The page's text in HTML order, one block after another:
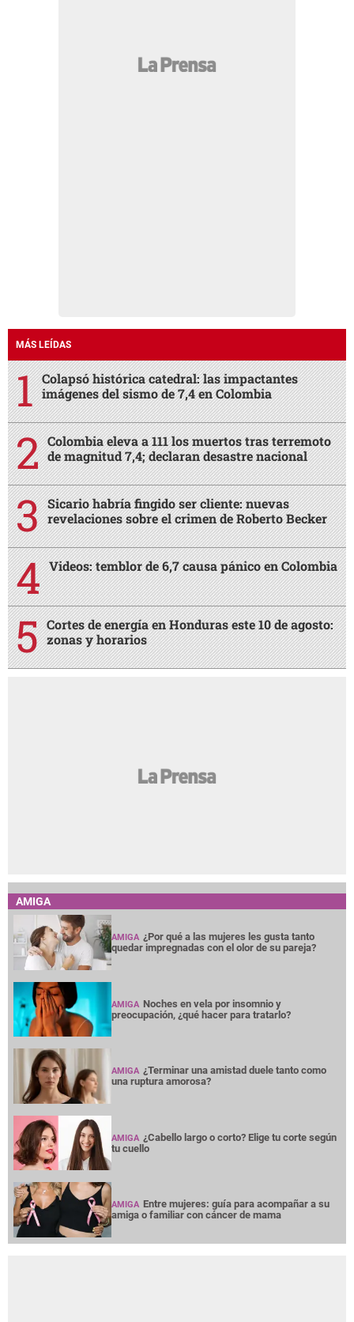
MÁS LEÍDAS
Colapsó histórica catedral: las impactantes
imágenes del sismo de 7,4 en Colombia
Colombia eleva a 111 los muertos tras terremoto
de magnitud 7,4; declaran desastre nacional
Sicario habría fingido ser cliente: nuevas
revelaciones sobre el crimen de Roberto Becker
Videos: temblor de 6,7 causa pánico en Colombia
Cortes de energía en Honduras este 10 de agosto:
zonas y horarios
AMIGA
AMIGA ¿Por qué a las mujeres les gusta tanto
quedar impregnadas con el olor de su pareja?
AMIGA Noches en vela por insomnio y
preocupación, ¿qué hacer para tratarlo?
AMIGA ¿Terminar una amistad duele tanto como
una ruptura amorosa?
AMIGA ¿Cabello largo o corto? Elige tu corte según
tu cuello
AMIGA Entre mujeres: guía para acompañar a su
amiga o familiar con cáncer de mama